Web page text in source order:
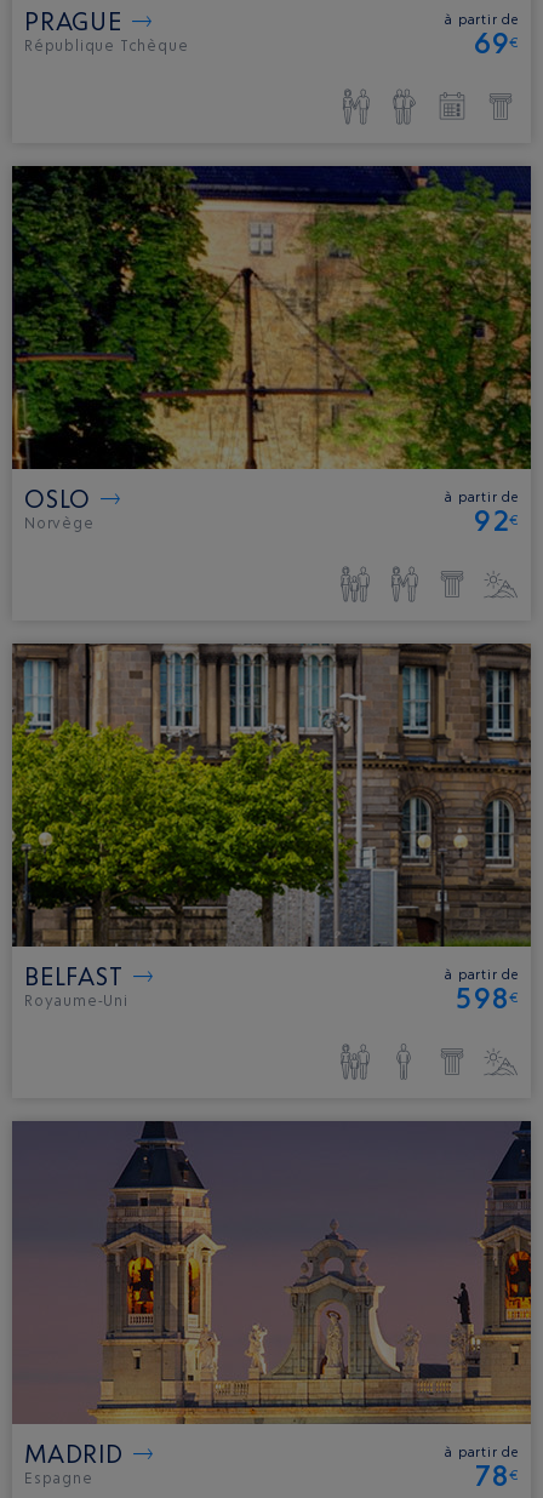
PRAGUE
République Tchèque
à partir de
69€
OSLO
Norvège
à partir de
92€
BELFAST
Royaume-Uni
à partir de
598€
MADRID
Espagne
à partir de
78€